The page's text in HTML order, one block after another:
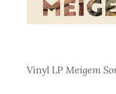
Vinyl LP Meigem